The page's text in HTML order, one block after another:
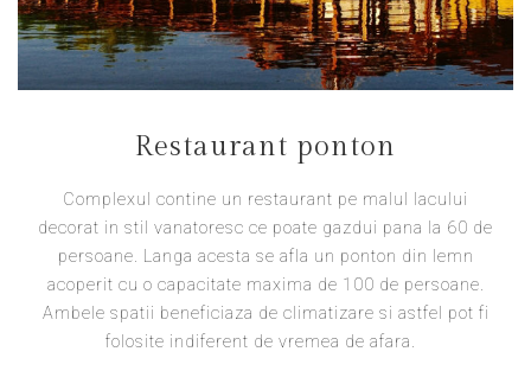
Restaurant ponton
Complexul contine un restaurant pe malul lacului
decorat in stil vanatoresc ce poate gazdui pana la 60 de
persoane. Langa acesta se afla un ponton din lemn
acoperit cu o capacitate maxima de 100 de persoane.
Ambele spatii beneficiaza de climatizare si astfel pot fi
folosite indiferent de vremea de afara.